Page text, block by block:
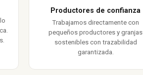
Productores de confianza
Trabajamos directamente con
pequeños productores y granjas
sostenibles con trazabilidad
garantizada.